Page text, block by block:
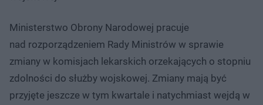
Ministerstwo Obrony Narodowej pracuje
nad rozporządzeniem Rady Ministrów w sprawie
zmiany w komisjach lekarskich orzekających o stopniu
zdolności do służby wojskowej. Zmiany mają być
przyjęte jeszcze w tym kwartale i natychmiast wejdą w